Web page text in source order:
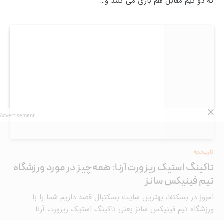
تاریخچه
تاکینگ استیک ریزورت آرنا: همه‌چیز در مورد ورزشگاه
تیم فینیکس سانز
امروز در بسکتفا، بهترین سایت بسکتبال قصد داریم شما را با
ورزشگاه تیم فینیکس سانز یعنی تاکینگ استیک ریزورت آرنا…
Advertisement